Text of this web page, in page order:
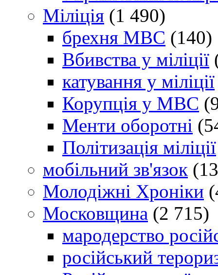
Міліція (1 490)
брехня МВС (140)
Вбивства у міліції
катування у міліції
Корупція у МВС
Менти оборотні
Політизація міліції
мобільний зв'язок
Молодіжні Хроніки
Московщина (2 715)
мародерство
російський